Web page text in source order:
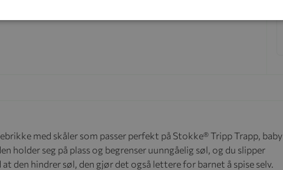
med skåler som passer perfekt på Stokke® Tripp Trapp, baby
holder seg på plass og begrenser uunngåelig søl, og du slipper
den hindrer søl, den gjør det også lettere for barnet å spise selv.